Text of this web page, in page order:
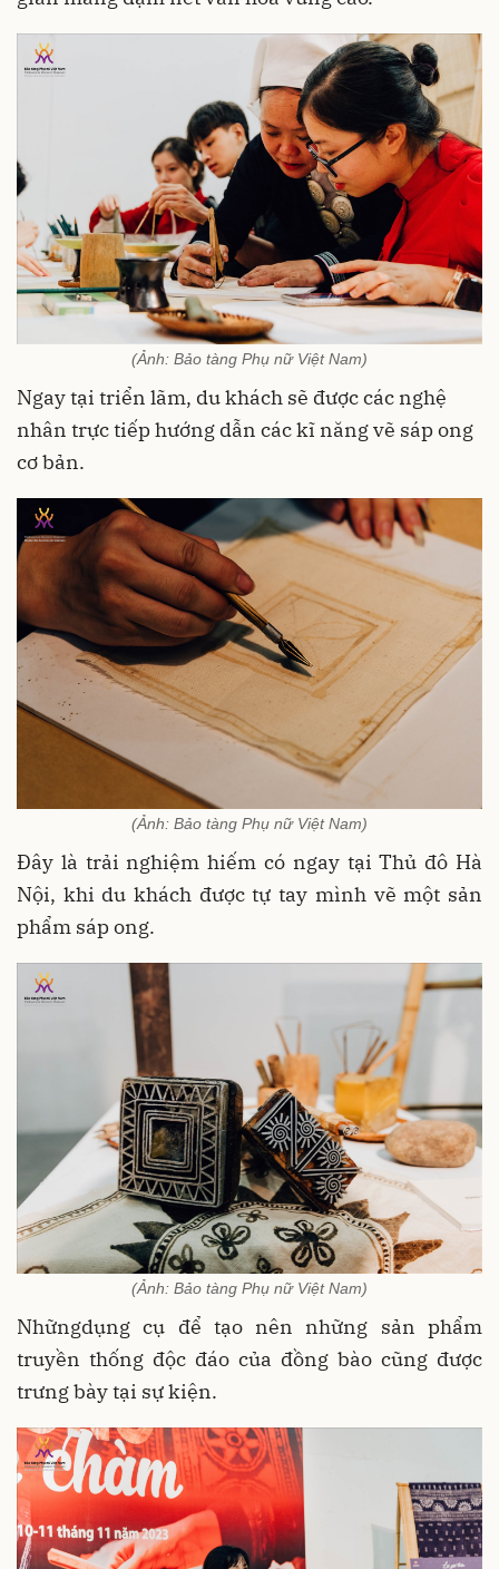
(Ảnh: Bảo tàng Phụ nữ Việt Nam)
Ngay tại triển lãm, du khách sẽ được các nghệ
nhân trực tiếp hướng dẫn các kĩ năng vẽ sáp ong
cơ bản.
(Ảnh: Bảo tàng Phụ nữ Việt Nam)
Đây là trải nghiệm hiếm có ngay tại Thủ đô Hà
Nội, khi du khách được tự tay mình vẽ một sản
phẩm sáp ong.
(Ảnh: Bảo tàng Phụ nữ Việt Nam)
Nhữngdụng cụ để tạo nên những sản phẩm
truyền thống độc đáo của đồng bào cũng được
trưng bày tại sự kiện.